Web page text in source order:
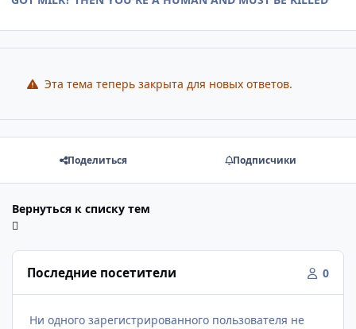
Эта тема теперь закрыта для новых ответов.
Поделиться Подписчики
Вернуться к списку тем
Последние посетители 0
Ни одного зарегистрированного пользователя не